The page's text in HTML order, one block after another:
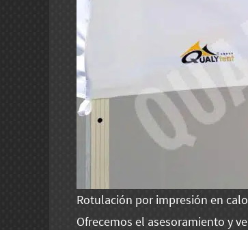
Rotulación por impresión en
Ofrecemos el asesoramiento y